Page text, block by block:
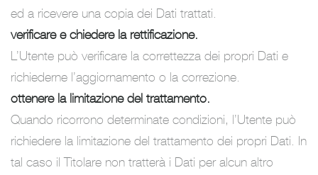
ed a ricevere una copia dei Dati trattati.
verificare e chiedere la rettificazione.
L’Utente può verificare la correttezza dei propri Dati e
richiederne l’aggiornamento o la correzione.
ottenere la limitazione del trattamento.
Quando ricorrono determinate condizioni, l’Utente può
richiedere la limitazione del trattamento dei propri Dati. In
tal caso il Titolare non tratterà i Dati per alcun altro